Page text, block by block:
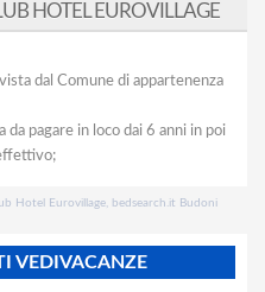
HOTEL EUROVILLAGE
dal Comune di appartenenza
pagare in loco dai 6 anni in poi
Hotel Eurovillage, bedsearch.it Budoni
VEDIVACANZE